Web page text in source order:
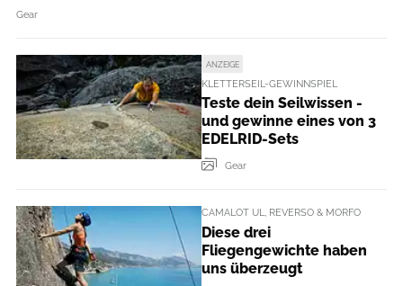
Gear
ANZEIGE
KLETTERSEIL-GEWINNSPIEL
Teste dein Seilwissen -
und gewinne eines von 3
EDELRID-Sets
Gear
CAMALOT UL, REVERSO & MORFO
Diese drei
Fliegengewichte haben
uns überzeugt